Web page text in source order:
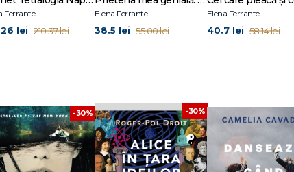
carne şi oase, ci mai degrabă fizionomia brută pe care o conține
Ferrante
lei 210.37 lei
Elena Ferrante
38.5 lei 55.00 lei
Elena Ferrante
40.7 lei 58.14 lei
-30% -30%